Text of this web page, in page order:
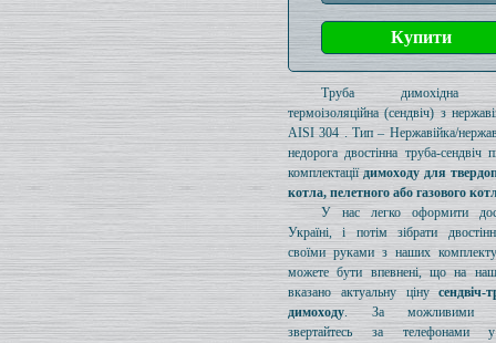
Труба димохідна
термоізоляційна (сендвіч) з
AISI 304 . Тип – Нержавійка/
недорога двостінна труба-сендвіч
комплектаціїдимоходу для
котла, пелетного або газового
У нас легко оформити
Україні, і потім зібрати
своїми руками з наших
можете бути впевнені, що на
вказано актуальну ціну
димоходу. За можливими
звертайтесь за телефонами